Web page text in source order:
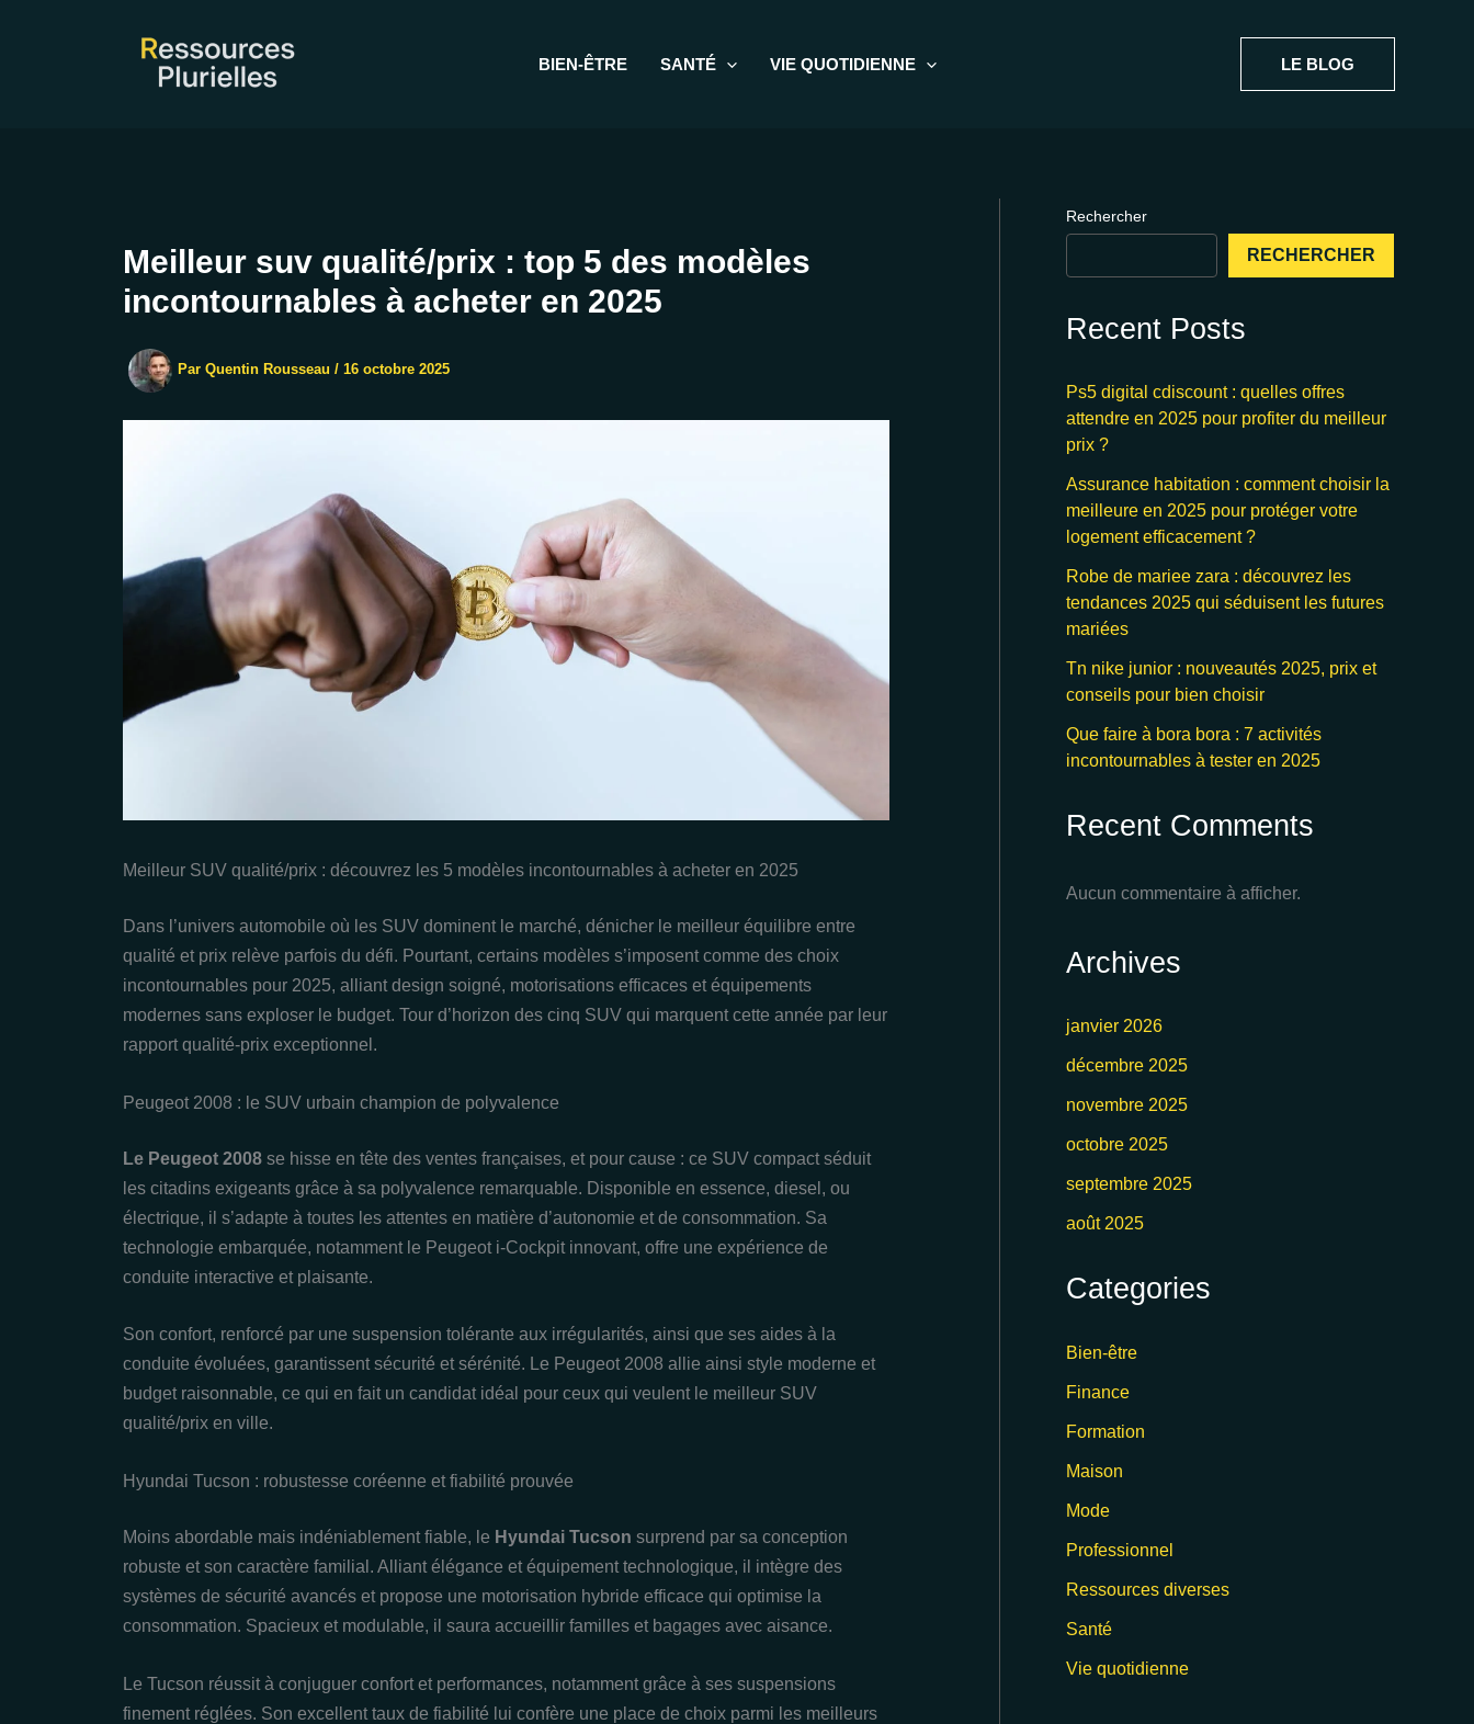
BIEN-ÊTRE SANTÉ VIE QUOTIDIENNE LE BLOG
Meilleur suv qualité/prix : top 5 des modèles
incontournables à acheter en 2025
Par Quentin Rousseau / 16 octobre 2025
Meilleur SUV qualité/prix : découvrez les 5 modèles incontournables à acheter en 2025
Dans l’univers automobile où les SUV dominent le marché, dénicher le meilleur équilibre entre
qualité et prix relève parfois du défi. Pourtant, certains modèles s’imposent comme des choix
incontournables pour 2025, alliant design soigné, motorisations efficaces et équipements
modernes sans exploser le budget. Tour d’horizon des cinq SUV qui marquent cette année par leur
rapport qualité-prix exceptionnel.
Peugeot 2008 : le SUV urbain champion de polyvalence
Le Peugeot 2008 se hisse en tête des ventes françaises, et pour cause : ce SUV compact séduit
les citadins exigeants grâce à sa polyvalence remarquable. Disponible en essence, diesel, ou
électrique, il s’adapte à toutes les attentes en matière d’autonomie et de consommation. Sa
technologie embarquée, notamment le Peugeot i-Cockpit innovant, offre une expérience de
conduite interactive et plaisante.
Son confort, renforcé par une suspension tolérante aux irrégularités, ainsi que ses aides à la
conduite évoluées, garantissent sécurité et sérénité. Le Peugeot 2008 allie ainsi style moderne et
budget raisonnable, ce qui en fait un candidat idéal pour ceux qui veulent le meilleur SUV
qualité/prix en ville.
Hyundai Tucson : robustesse coréenne et fiabilité prouvée
Moins abordable mais indéniablement fiable, le Hyundai Tucson surprend par sa conception
robuste et son caractère familial. Alliant élégance et équipement technologique, il intègre des
systèmes de sécurité avancés et propose une motorisation hybride efficace qui optimise la
consommation. Spacieux et modulable, il saura accueillir familles et bagages avec aisance.
Le Tucson réussit à conjuguer confort et performances, notamment grâce à ses suspensions
finement réglées. Son excellent taux de fiabilité lui confère une place de choix parmi les meilleurs
Rechercher
RECHERCHER
Recent Posts
Ps5 digital cdiscount : quelles offres
attendre en 2025 pour profiter du meilleur
prix ?
Assurance habitation : comment choisir la
meilleure en 2025 pour protéger votre
logement efficacement ?
Robe de mariee zara : découvrez les
tendances 2025 qui séduisent les futures
mariées
Tn nike junior : nouveautés 2025, prix et
conseils pour bien choisir
Que faire à bora bora : 7 activités
incontournables à tester en 2025
Recent Comments
Aucun commentaire à afficher.
Archives
janvier 2026
décembre 2025
novembre 2025
octobre 2025
septembre 2025
août 2025
Categories
Bien-être
Finance
Formation
Maison
Mode
Professionnel
Ressources diverses
Santé
Vie quotidienne